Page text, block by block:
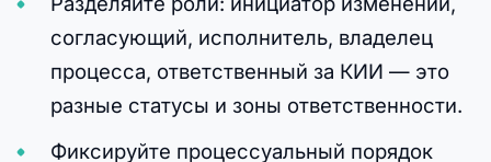
согласующий, исполнитель, владелец
процесса, ответственный за КИИ — это
разные статусы и зоны ответственности.
Фиксируйте процессуальный порядок